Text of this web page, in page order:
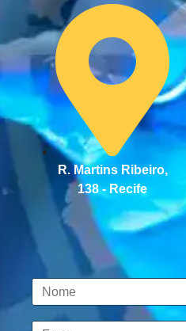
R. Martins Ribeiro,
138 - Recife